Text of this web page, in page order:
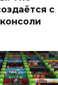
с